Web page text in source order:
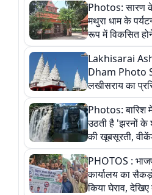
Photos: सारण
मथुरा धाम के
रूप में विकसित
आस, 9 तस्वीरों में
कहानी
Lakhisarai
Dham Photo
लखीसराय का
अशोक
श्रृंगार, अनुष्ठान
अलौकिक संध्या
विहंगम दृश्य
Photos: बारिश
उठती है 'झरनों के
की खूबसूरती,
आएं ये 5 वादियां
PHOTOS :
कार्यालय का
किया घेराव, देखिए